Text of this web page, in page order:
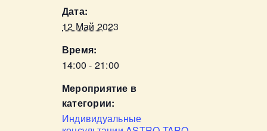
Дата:
12 Май 2023
Время:
14:00 - 21:00
Мероприятие в
категории:
Индивидуальные